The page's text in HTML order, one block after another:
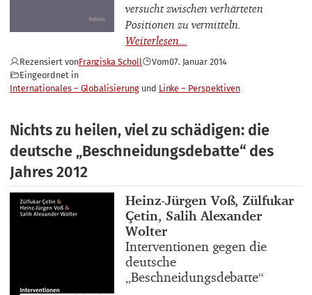
versucht zwischen verhärteten
Positionen zu vermitteln.
Rezensiert vonFranziska Scholl Vom07. Januar 2014
Eingeordnet in
Internationales – Globalisierung
Linke – Perspektiven
Nichts zu heilen, viel zu schädigen: die
deutsche „Beschneidungsdebatte“ des
Jahres 2012
Buchautor_innen
Heinz-Jürgen Voß, Zülfukar
Çetin, Salih Alexander
Wolter
Buchtitel
Interventionen gegen die
deutsche
„Beschneidungsdebatte“